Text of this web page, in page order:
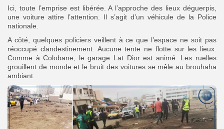
Ici, toute l’emprise est libérée. A l’approche des lieux déguerpis,
une voiture attire l’attention. Il s’agit d’un véhicule de la Police
nationale.
A côté, quelques policiers veillent à ce que l’espace ne soit pas
réoccupé clandestinement. Aucune tente ne flotte sur les lieux.
Comme à Colobane, le garage Lat Dior est animé. Les ruelles
grouillent de monde et le bruit des voitures se mêle au brouhaha
ambiant.